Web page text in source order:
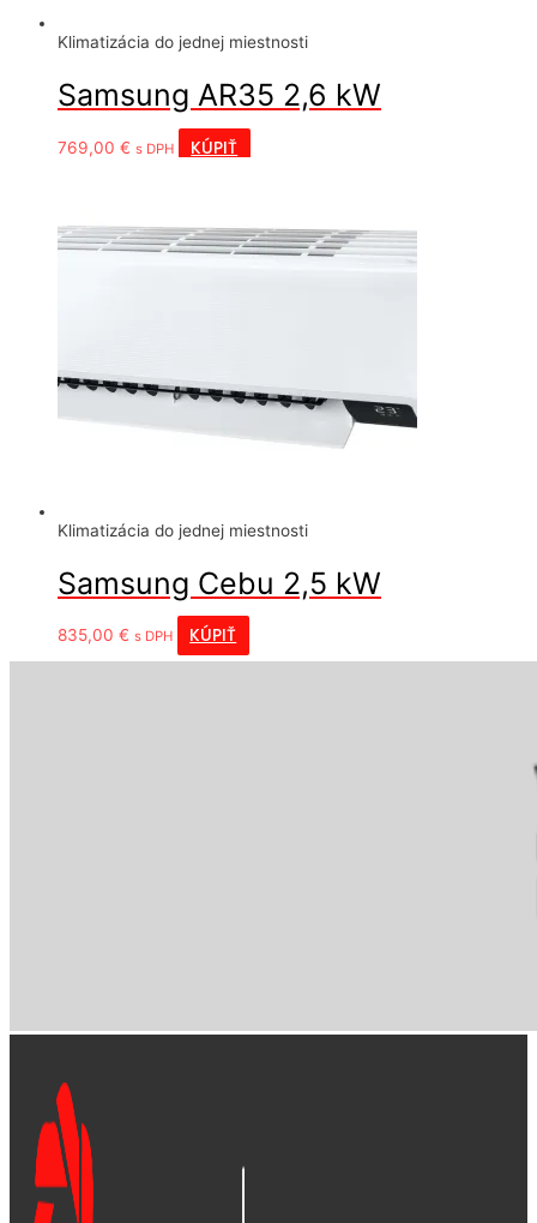
Klimatizácia do jednej miestnosti
Samsung AR35 2,6 kW
769,00 € s DPH KÚPIŤ
Klimatizácia do jednej miestnosti
Samsung Cebu 2,5 kW
835,00 € s DPH KÚPIŤ